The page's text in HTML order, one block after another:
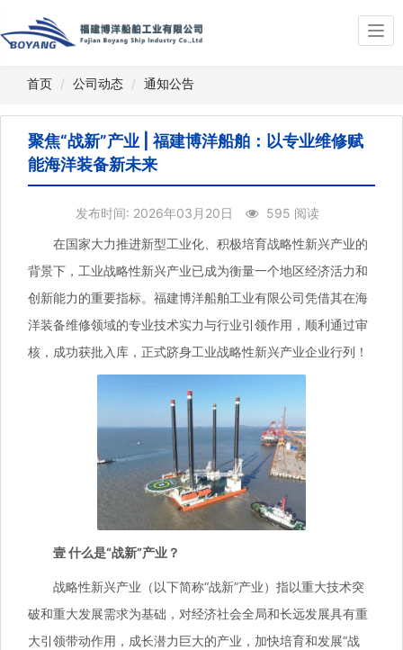
首页 公司动态 通知公告
聚焦“战新”产业 | 福建博洋船舶：以专业维修赋
能海洋装备新未来
发布时间: 2026年03月20日
595 阅读
在国家大力推进新型工业化、积极培育战略性新兴产业的
背景下，工业战略性新兴产业已成为衡量一个地区经济活力和
创新能力的重要指标。福建博洋船舶工业有限公司凭借其在海
洋装备维修领域的专业技术实力与行业引领作用，顺利通过审
核，成功获批入库，正式跻身工业战略性新兴产业企业行列！
壹 什么是“战新”产业？
战略性新兴产业（以下简称“战新”产业）指以重大技术突
破和重大发展需求为基础，对经济社会全局和长远发展具有重
大引领带动作用，成长潜力巨大的产业，加快培育和发展“战